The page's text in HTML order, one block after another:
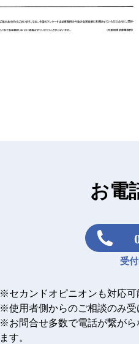
お電
受
※セカンドオピニオンも対応可
※使用者側からのご相談のみ受
※お問合せ多数で電話が繋がら
ます。